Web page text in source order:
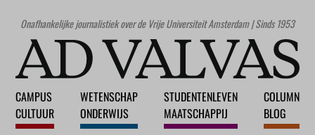
Onafhankelijke journalistiek over de Vrije Universiteit Amsterdam | Sinds 1953
CAMPUS
CULTUUR
WETENSCHAP
ONDERWIJS
STUDENTENLEVEN
MAATSCHAPPIJ
COLUMN
BLOG